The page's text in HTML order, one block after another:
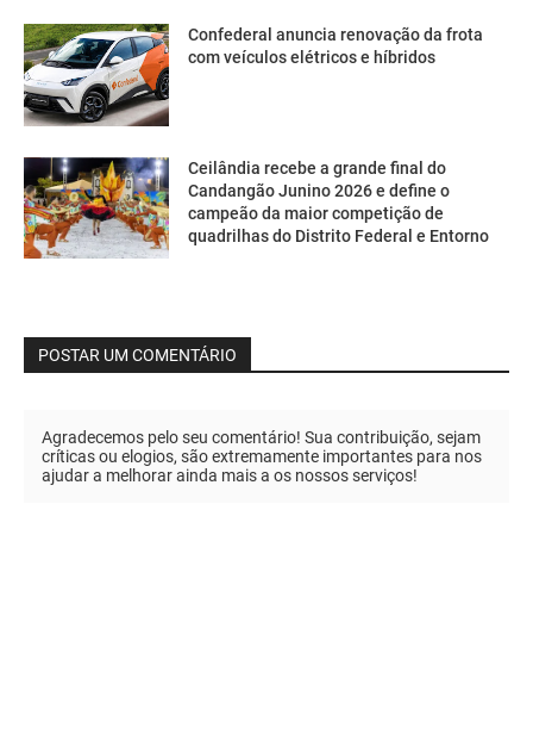
Confederal anuncia renovação da frota
com veículos elétricos e híbridos
Ceilândia recebe a grande final do
Candangão Junino 2026 e define o
campeão da maior competição de
quadrilhas do Distrito Federal e Entorno
POSTAR UM COMENTÁRIO
Agradecemos pelo seu comentário! Sua contribuição, sejam
críticas ou elogios, são extremamente importantes para nos
ajudar a melhorar ainda mais a os nossos serviços!